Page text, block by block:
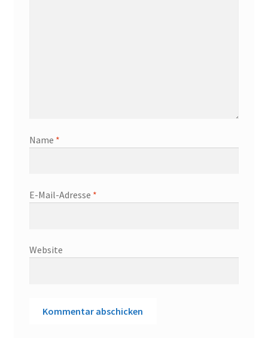
Name *
E-Mail-Adresse *
Website